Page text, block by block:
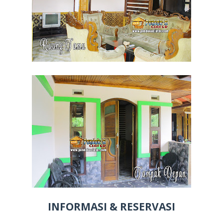
INFORMASI & RESERVASI